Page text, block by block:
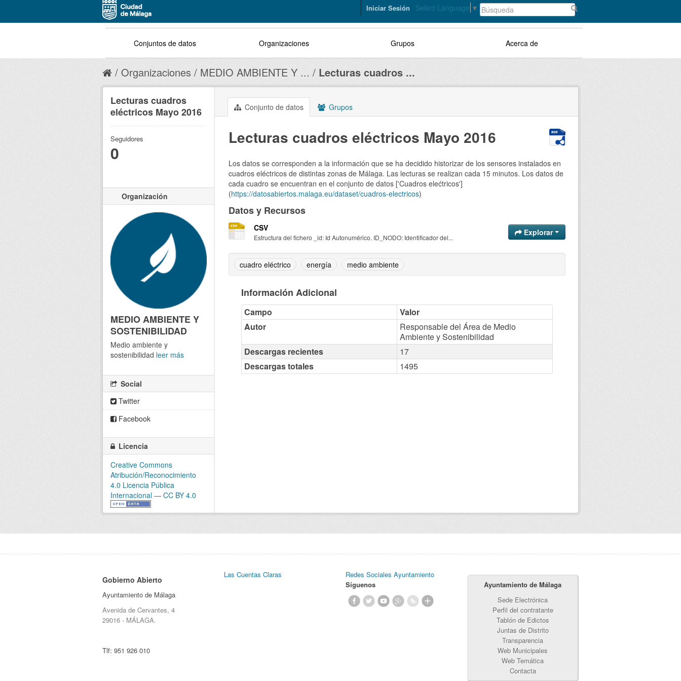
Select Language ▼
Iniciar Sesión
Conjuntos de datos Organizaciones Grupos Acerca de
Organizaciones MEDIO AMBIENTE Y ... Lecturas cuadros ...
Conjunto de datos Grupos
Lecturas cuadros eléctricos Mayo 2016
Los datos se corresponden a la información que se ha decidido historizar de los sensores instalados en
cuadros eléctricos de distintas zonas de Málaga. Las lecturas se realizan cada 15 minutos. Los datos de
cada cuadro se encuentran en el conjunto de datos ['Cuadros elećtricos']
(https://datosabiertos.malaga.eu/dataset/cuadros-electricos)
Datos y Recursos
CSV
Estructura del fichero _id: Id Autonumérico. ID_NODO: Identificador del...
Explorar
cuadro eléctrico energía medio ambiente
Información Adicional
Campo
Valor
Autor
Responsable del Área de Medio
Ambiente y Sostenibilidad
Descargas recientes
17
Descargas totales
1495
Lecturas cuadros
eléctricos Mayo 2016
Seguidores
0
Organización
MEDIO AMBIENTE Y
SOSTENIBILIDAD
Medio ambiente y
sostenibilidad leer más
Social
Twitter
Facebook
Licencia
Creative Commons
Atribución/Reconocimiento
4.0 Licencia Pública
Internacional — CC BY 4.0
Gobierno Abierto
Ayuntamiento de Málaga
Avenida de Cervantes, 4
29016 - MÁLAGA.
Tlf: 951 926 010
Las Cuentas Claras
Redes Sociales Ayuntamiento
Síguenos
Ayuntamiento de Málaga
Sede Electrónica
Perfil del contratante
Tablón de Edictos
Juntas de Distrito
Transparencia
Web Municipales
Web Temática
Contacta